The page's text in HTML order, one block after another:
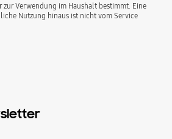
zur Verwendung im Haushalt bestimmt. Eine
Nutzung hinaus ist nicht vom Service